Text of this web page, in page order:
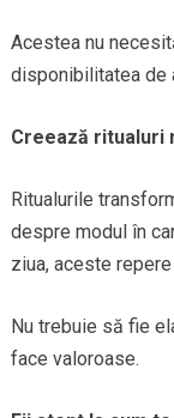
Acestea nu
disponibilitatea de
Creează ritualuri
Ritualurile
despre modul în
ziua, aceste
Nu trebuie să fie
face valoroase.